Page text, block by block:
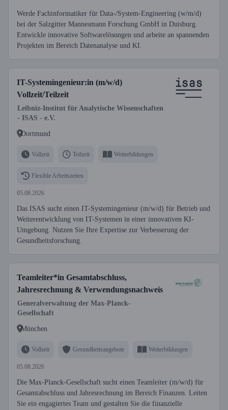
Werde Fachinformatiker für Data-/System-Engineering (w/m/d)
bei der Salzgitter Mannesmann Forschung GmbH in Duisburg.
Entwickle innovative Softwarelösungen und arbeite an spannenden
Projekten im Bereich Datenanalyse und KI.
IT-Systemingenieur:in (m/w/d)
Vollzeit/Teilzeit
Leibniz-Institut für Analytische Wissenschaften
- ISAS - e.V.
Dortmund
Vollzeit Teilzeit Weiterbildungen
Flexible Arbeitszeiten
05.08.2026
Das ISAS sucht einen IT-Systemingenieur (m/w/d) für Betrieb und
Weiterentwicklung von IT-Systemen in einer innovativen KI-
Umgebung. Nutzen Sie Ihre Expertise zur Verbesserung der
Gesundheitsforschung.
Teamleiter*in Gesamtabschluss,
Jahresrechnung & Verwendungsnachweis
Generalverwaltung der Max-Planck-
Gesellschaft
München
Vollzeit Gesundheitsangebote Weiterbildungen
05.08.2026
Die Max-Planck-Gesellschaft sucht einen Teamleiter (m/w/d) für
Gesamtabschluss und Jahresrechnung im Bereich Finanzen. Leiten
Sie ein engagiertes Team und gestalten Sie die finanzielle